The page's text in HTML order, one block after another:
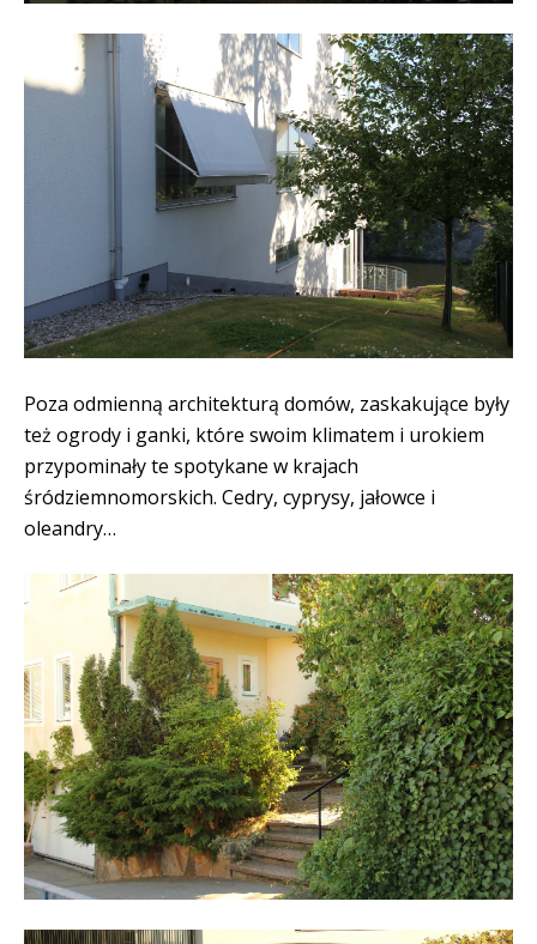
Poza odmienną architekturą domów, zaskakujące były
też ogrody i ganki, które swoim klimatem i urokiem
przypominały te spotykane w krajach
śródziemnomorskich. Cedry, cyprysy, jałowce i
oleandry…